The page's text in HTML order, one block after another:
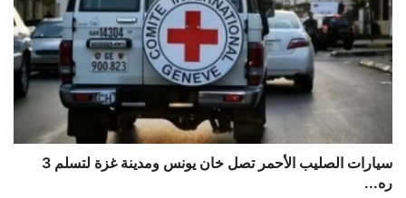
سيارات الصليب الأحمر تصل خان يونس ومدينة غزة لتسلم 3
ره...